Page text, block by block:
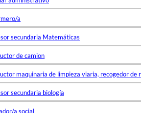
a
secundaria Matemáticas
de camion
maquinaria de limpieza viaria, recogedor de
secundaria biología
a social